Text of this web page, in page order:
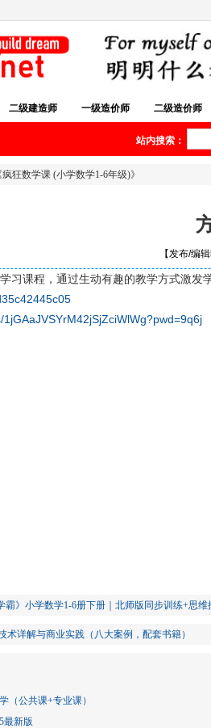
二级建造师 一级造价师 二级造价师
站内搜索：
狂数学课 (小学数学1-6年级)》
【发布/编
习课程，通过生动有趣的教学方式激发
霸》小学数学1-6册下册｜北师版同步训练+思维
术详解与商业实践（八大案例，配套书籍）
（公共课+专业课）
最新版